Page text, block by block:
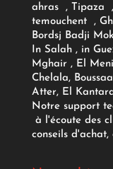
ahras , Tipaza
temouchent ,
Bordsj Badji
In Salah , in
Mghair , El
Chelala,
Atter, El
Notre support
à l'écoute des
conseils